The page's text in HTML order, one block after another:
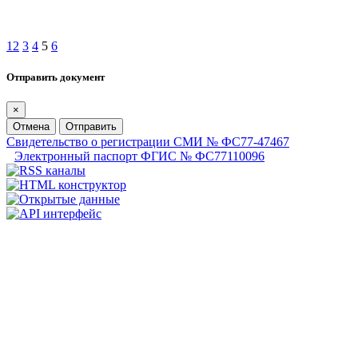
1 2 3 4 5 6
Отправить документ
×
Отмена
Отправить
Свидетельство о регистрации СМИ № ФС77-47467
Электронный паспорт ФГИС № ФС77110096